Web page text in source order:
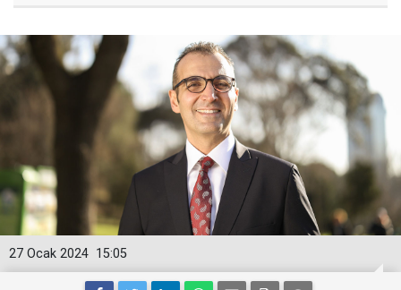
15:05
27 Ocak 2024